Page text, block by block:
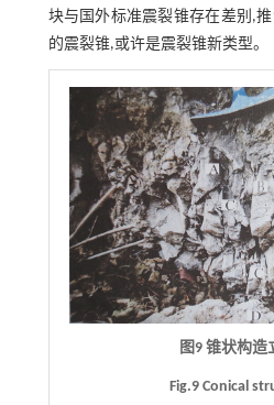
块与国外标准震裂锥存在差别,
的震裂锥,或许是震裂锥新类型。
图9 锥状构造
Fig.9 Conical